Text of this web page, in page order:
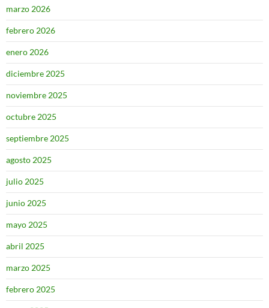
marzo 2026
febrero 2026
enero 2026
diciembre 2025
noviembre 2025
octubre 2025
septiembre 2025
agosto 2025
julio 2025
junio 2025
mayo 2025
abril 2025
marzo 2025
febrero 2025